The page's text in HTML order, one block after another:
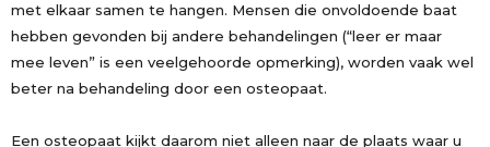
met elkaar samen te hangen. Mensen die onvoldoende baat
hebben gevonden bij andere behandelingen (“leer er maar
mee leven” is een veelgehoorde opmerking), worden vaak wel
beter na behandeling door een osteopaat.
Een osteopaat kijkt daarom niet alleen naar de plaats waar u